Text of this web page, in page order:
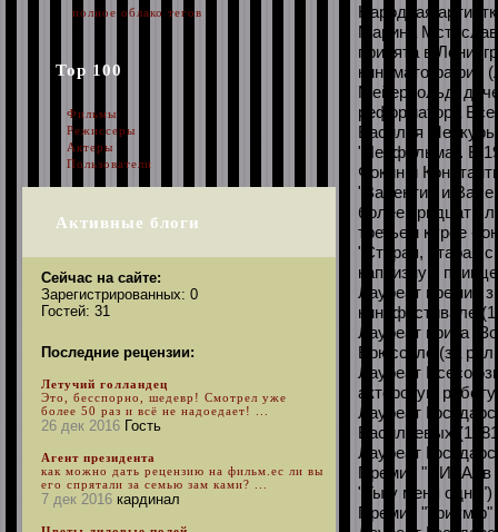
Народная
Марина
принята в
кинематографии
Мейерхольд,
реформатора
Василия
"Ленфильма". В
Фокин и
"Валентин и
более тридцати
третьем курсе -
"Старая, старая
капризную
Лауреат премии
кинофестивале
Лауреат приза
Брюсселе (за
Лауреат
актерскую
Лауреат
Васильевых
Лауреат
Премия "НИКА" в
"Ты у меня одна")
Премия "Триумф"
полное облако тегов
Top 100
Фильмы
Режиссеры
Актеры
Пользователи
Активные блоги
Сейчас на сайте:
Зарегистрированных: 0
Гостей: 31
Последние рецензии:
Летучий голландец
Это, бесспорно, шедевр! Смотрел уже
более 50 раз и всё не надоедает! ...
26 дек 2016 Гость
Агент президента
как можно дать рецензию на фильм.ес ли вы
его спрятали за семью зам ками? ...
7 дек 2016 кардинал